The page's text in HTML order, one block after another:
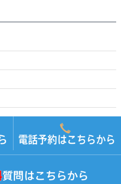
クリニック. All Rights Reserved.